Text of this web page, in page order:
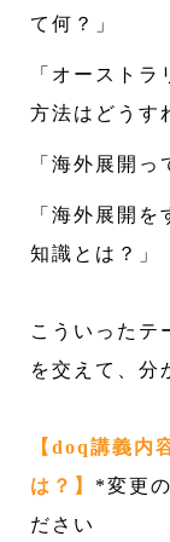
て何？」
「オースト
方法はどうす
「海外展開っ
「海外展開
知識とは？」
こういったテ
を交えて、分
【doq講義内
は？】 *変更
ださい